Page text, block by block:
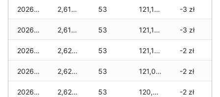
2026-07-09 2,610 zł 53 121,190 zł -3 zł
2026-07-08 2,610 zł 53 121,140 zł -3 zł
2026-07-07 2,625 zł 53 121,125 zł -2 zł
2026-07-06 2,625 zł 53 121,010 zł -2 zł
2026-07-05 2,625 zł 53 120,930 zł -2 zł